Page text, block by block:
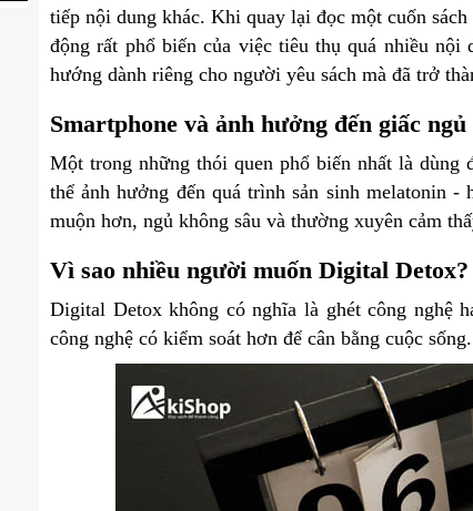
tiếp nội dung khác. Khi quay lại đọc một cuốn
động rất phổ biến của việc tiêu thụ quá nhiều
hướng dành riêng cho người yêu sách mà đã trở
Smartphone và ảnh hưởng đến giấc ngủ
Một trong những thói quen phổ biến nhất là
thể ảnh hưởng đến quá trình sản sinh melatonin
muộn hơn, ngủ không sâu và thường xuyên cảm
Vì sao nhiều người muốn Digital Detox?
Digital Detox không có nghĩa là ghét công nghệ
công nghệ có kiểm soát hơn để cân bằng cuộc sống.